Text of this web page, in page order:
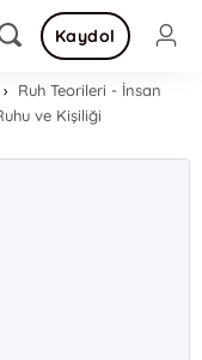
Kaydol
Ruh Teorileri - İnsan
ve Kişiliği